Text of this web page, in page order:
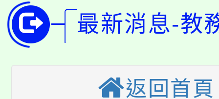
開!
115年桃園市運動會8/
田徑場及游泳池舉行。
桃園市低收入戶享有免
視費優惠，中低收入戶
半價優惠，詳情可洽有
份教師增能研習
大溪自造教育及科技
最新消息-教
返回首頁